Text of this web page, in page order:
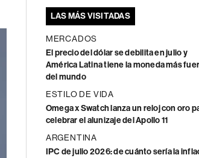
LAS MÁS VISITADAS
MERCADOS
El precio del dólar se debilita en julio y
América Latina tiene la moneda más
del mundo
ESTILO DE VIDA
Omega x Swatch lanza un reloj con oro
celebrar el alunizaje del Apollo 11
ARGENTINA
IPC de julio 2026: de cuánto sería la